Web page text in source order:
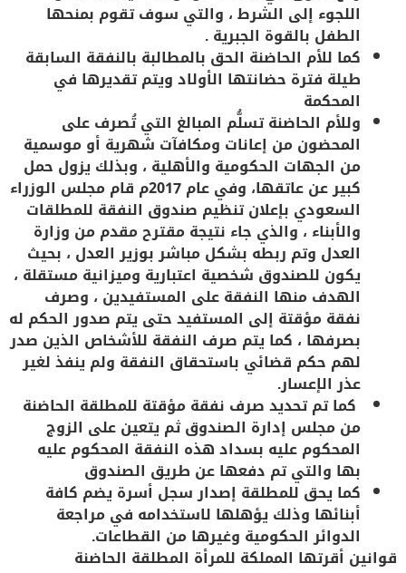
اللجوء إلى الشرط ، والتي سوف تقوم بمنحها
الطفل بالقوة الجبرية .
كما للأم الحاضنة الحق بالمطالبة بالنفقة السابقة
طيلة فترة حضانتها الأولاد ويتم تقديرها في
المحكمة
وللأم الحاضنة تسلُّم المبالغ التي تُصرف على
المحضون من إعانات ومكافآت شهرية أو موسمية
من الجهات الحكومية والأهلية ، وبذلك يزول حمل
كبير عن عاتقها، وفي عام 2017م قام مجلس الوزراء
السعودي بإعلان تنظيم صندوق النفقة للمطلقات
والأبناء ، والذي جاء نتيجة مقترح مقدم من وزارة
العدل وتم ربطه بشكل مباشر بوزير العدل ، بحيث
يكون للصندوق شخصية اعتبارية وميزانية مستقلة ،
الهدف منها النفقة على المستفيدين ، وصرف
نفقة مؤقتة إلى المستفيد حتى يتم صدور الحكم له
بصرفها ، كما يتم صرف النفقة للأشخاص الذين صدر
لهم حكم قضائي باستحقاق النفقة ولم ينفذ لغير
عذر الإعسار.
كما تم تحديد صرف نفقة مؤقتة للمطلقة الحاضنة
من مجلس إدارة الصندوق ثم يتعين على الزوج
المحكوم عليه بسداد هذه النفقة المحكوم عليه
بها والتي تم دفعها عن طريق الصندوق
كما يحق للمطلقة إصدار سجل أسرة يضم كافة
أبنائها وذلك يؤهلها لاستخدامه في مراجعة
الدوائر الحكومية وغيرها من القطاعات.
قوانين أقرتها المملكة للمرأة المطلقة الحاضنة